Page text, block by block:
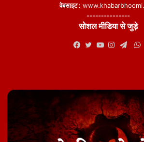
वेबसाइट :
---------------
सोशल मीडिया से जुड़े